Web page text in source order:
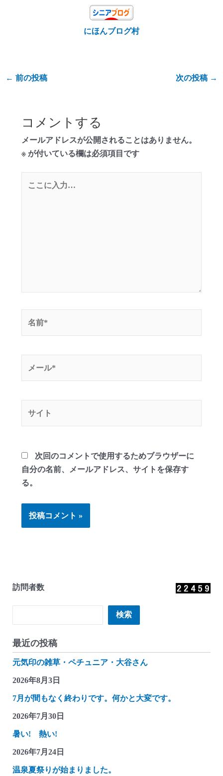
にほんブログ村
← 前の投稿 次の投稿 →
コメントする
メールアドレスが公開されることはありません。
※が付いている欄は必須項目です
*
次回のコメントで使用するためブラウザーに
自分の名前、メールアドレス、サイトを保存す
る。
訪問者数
検索
最近の投稿
元気印の雑草・ペチュニア・大谷さん
2026年8月3日
7月が間もなく終わりです。何かと大変です。
2026年7月30日
暑い! 熱い!
2026年7月24日
温泉夏祭りが始まりました。